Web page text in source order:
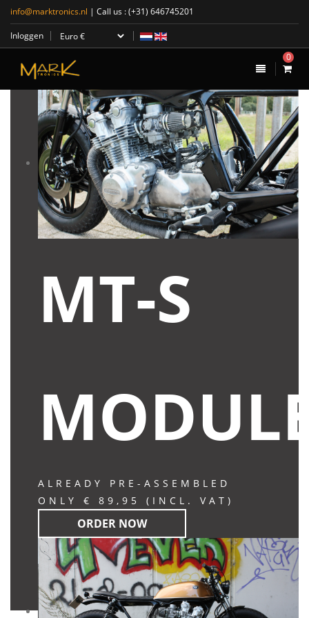
info@marktronics.nl | Call us :(+31) 646745201
Inloggen
0
MT-S
ALREADY PRE-ASSEMBLED
ONLY € 89,95 (INCL. VAT)
ORDER NOW